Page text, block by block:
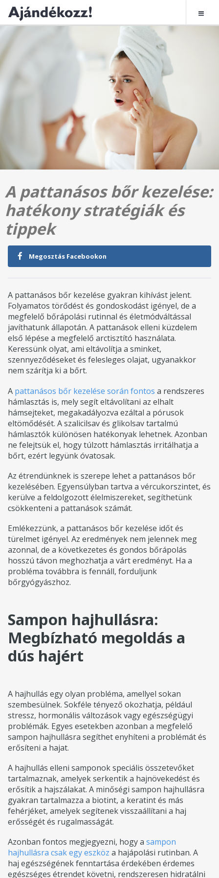
A pattanásos bőr kezelése:
hatékony stratégiák és
tippek
Megosztás Facebookon
A pattanásos bőr kezelése gyakran kihívást jelent.
Folyamatos törődést és gondoskodást igényel, de a
megfelelő bőrápolási rutinnal és életmódváltással
javíthatunk állapotán. A pattanások elleni küzdelem
első lépése a megfelelő arctisztító használata.
Keressünk olyat, ami eltávolítja a sminket,
szennyeződéseket és felesleges olajat, ugyanakkor
nem szárítja ki a bőrt.
A pattanásos bőr kezelése során fontos a rendszeres
hámlasztás is, mely segít eltávolítani az elhalt
hámsejteket, megakadályozva ezáltal a pórusok
eltömődését. A szalicilsav és glikolsav tartalmú
hámlasztók különösen hatékonyak lehetnek. Azonban
ne felejtsük el, hogy túlzott hámlasztás irritálhatja a
bőrt, ezért legyünk óvatosak.
Az étrendünknek is szerepe lehet a pattanásos bőr
kezelésében. Egyensúlyban tartva a vércukorszintet, és
kerülve a feldolgozott élelmiszereket, segíthetünk
csökkenteni a pattanások számát.
Emlékezzünk, a pattanásos bőr kezelése időt és
türelmet igényel. Az eredmények nem jelennek meg
azonnal, de a következetes és gondos bőrápolás
hosszú távon meghozhatja a várt eredményt. Ha a
probléma továbbra is fennáll, forduljunk
bőrgyógyászhoz.
Sampon hajhullásra:
Megbízható megoldás a
dús hajért
A hajhullás egy olyan probléma, amellyel sokan
szembesülnek. Sokféle tényező okozhatja, például
stressz, hormonális változások vagy egészségügyi
problémák. Egyes esetekben azonban a megfelelő
sampon hajhullásra segíthet enyhíteni a problémát és
erősíteni a hajat.
A hajhullás elleni samponok speciális összetevőket
tartalmaznak, amelyek serkentik a hajnövekedést és
erősítik a hajszálakat. A minőségi sampon hajhullásra
gyakran tartalmazza a biotint, a keratint és más
fehérjéket, amelyek segítenek visszaállítani a haj
erősségét és rugalmasságát.
Azonban fontos megjegyezni, hogy asampon
hajhullásra csak egy eszköz a hajápolási rutinban. A
haj egészségének fenntartása érdekében érdemes
egészséges étrendet követni, rendszeresen hidratálni